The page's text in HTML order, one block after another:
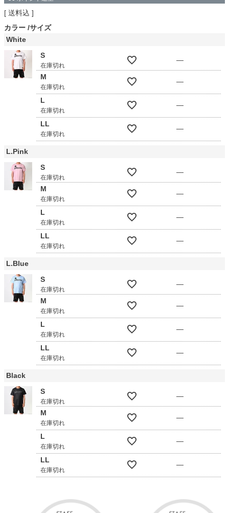
送料込
カラー サイズ
White
S
在庫切れ
—
M
在庫切れ
—
L
在庫切れ
—
LL
在庫切れ
—
L.Pink
S
在庫切れ
—
M
在庫切れ
—
L
在庫切れ
—
LL
在庫切れ
—
L.Blue
S
在庫切れ
—
M
在庫切れ
—
L
在庫切れ
—
LL
在庫切れ
—
Black
S
在庫切れ
—
M
在庫切れ
—
L
在庫切れ
—
LL
在庫切れ
—